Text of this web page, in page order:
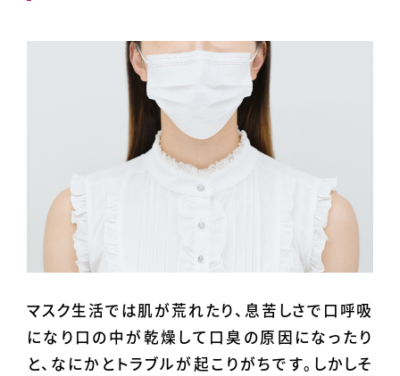
マスク生活では肌が荒れたり、息苦しさで口呼吸
になり口の中が乾燥して口臭の原因になったり
と、なにかとトラブルが起こりがちです。しかしそ